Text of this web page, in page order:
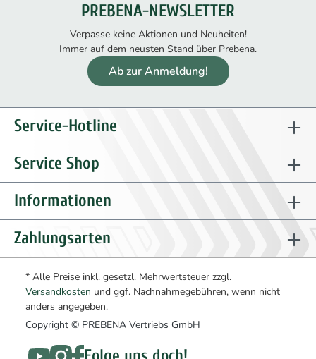
PREBENA-NEWSLETTER
Verpasse keine Aktionen und Neuheiten!
Immer auf dem neusten Stand über Prebena.
Ab zur Anmeldung!
Service-Hotline
Service Shop
Informationen
Zahlungsarten
* Alle Preise inkl. gesetzl. Mehrwertsteuer zzgl.
Versandkosten und ggf. Nachnahmegebühren, wenn nicht
anders angegeben.
Copyright © PREBENA Vertriebs GmbH